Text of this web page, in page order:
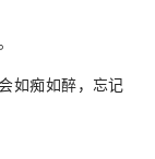
如痴如醉，忘记